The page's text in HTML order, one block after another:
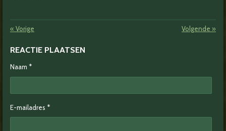
« Vorige Volgende »
REACTIE PLAATSEN
Naam *
E-mailadres *